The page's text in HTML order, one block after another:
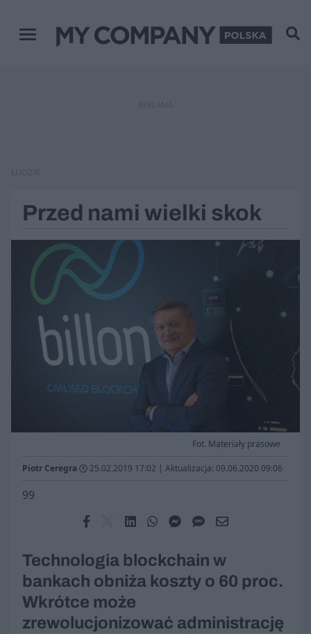
Menu główne
Przed nami wielki skok
Fot. Materiały prasowe
Piotr Ceregra 25.02.2019 17:02 | Aktualizacja: 09.06.2020 09:06
99
Technologia blockchain w
bankach obniża koszty o 60 proc.
Wkrótce może
zrewolucjonizować administrację